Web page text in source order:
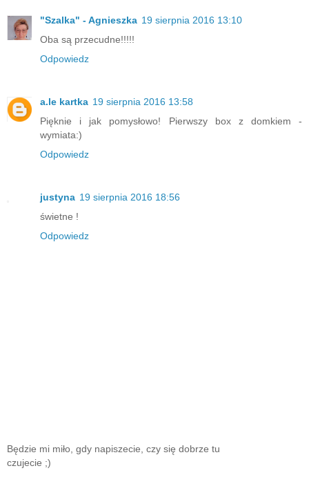
"Szalka" - Agnieszka 19 sierpnia 2016 13:10
Oba są przecudne!!!!!
Odpowiedz
a.le kartka 19 sierpnia 2016 13:58
Pięknie i jak pomysłowo! Pierwszy box z domkiem -
wymiata:)
Odpowiedz
justyna 19 sierpnia 2016 18:56
świetne !
Odpowiedz
Będzie mi miło, gdy napiszecie, czy się dobrze tu
czujecie ;)